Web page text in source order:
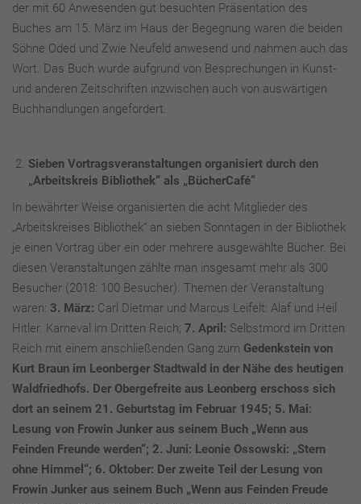
der mit 60 Anwesenden gut besuchten Präsentation des
Buches am 15. März im Haus der Begegnung waren die beiden
Söhne Oded und Zwie Neufeld anwesend und nahmen auch das
Wort. Das Buch wurde aufgrund von Besprechungen in Kunst-
und anderen Zeitschriften inzwischen auch von auswärtigen
Buchhandlungen angefordert.
Sieben Vortragsveranstaltungen organisiert durch den
„Arbeitskreis Bibliothek“ als „BücherCafé“
In bewährter Weise organisierten die acht Mitglieder des
„Arbeitskreises Bibliothek“ an sieben Sonntagen in der Bibliothek
je einen Vortrag über ein oder mehrere ausgewählte Bücher. Bei
diesen Veranstaltungen zählte man insgesamt mehr als 300
Besucher (2018: 100 Besucher). Themen der Veranstaltung
waren: 3. März: Carl Dietmar und Marcus Leifelt: Alaf und Heil
Hitler. Karneval im Dritten Reich; 7. April: Selbstmord im Dritten
Reich mit einem anschließenden Gang zum Gedenkstein von
Kurt Braun im Leonberger Stadtwald in der Nähe des heutigen
Waldfriedhofs. Der Obergefreite aus Leonberg erschoss sich
dort an seinem 21. Geburtstag im Februar 1945; 5. Mai:
Lesung von Frowin Junker aus seinem Buch „Wenn aus
Feinden Freunde werden“; 2. Juni: Leonie Ossowski: „Stern
ohne Himmel“; 6. Oktober: Der zweite Teil der Lesung von
Frowin Junker aus seinem Buch „Wenn aus Feinden Freude